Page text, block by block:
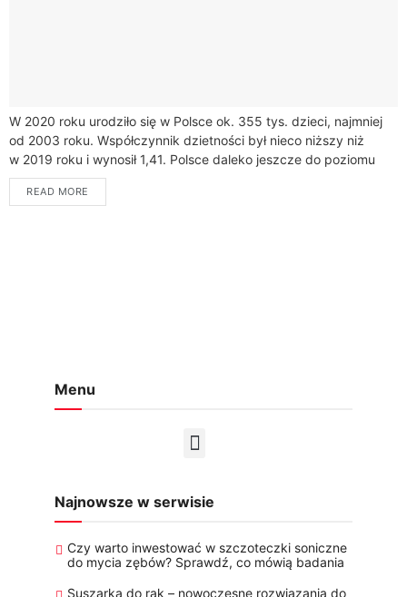
W 2020 roku urodziło się w Polsce ok. 355 tys. dzieci, najmniej
od 2003 roku. Współczynnik dzietności był nieco niższy niż
w 2019 roku i wynosił 1,41. Polsce daleko jeszcze do poziomu
2,1,...
READ MORE
Menu
Najnowsze w serwisie
Czy warto inwestować w szczoteczki soniczne
do mycia zębów? Sprawdź, co mówią badania
Suszarka do rąk – nowoczesne rozwiązania do